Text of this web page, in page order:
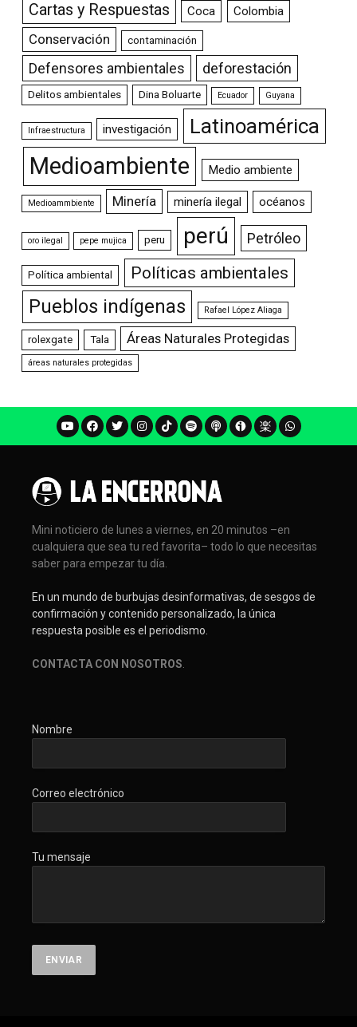
Cartas y Respuestas Coca Colombia
Conservación contaminación
Defensores ambientales deforestación
Delitos ambientales Dina Boluarte Ecuador Guyana
Infraestructura investigación Latinoamérica
Medioambiente Medio ambiente
Medioammbiente Minería minería ilegal océanos
oro ilegal pepe mujica peru perú Petróleo
Política ambiental Políticas ambientales
Pueblos indígenas Rafael López Aliaga
rolexgate Tala Áreas Naturales Protegidas
áreas naturales protegidas
Mini noticiero de lunes a viernes, en 20 minutos –en
cualquiera que sea tu red favorita– todo lo que necesitas
saber para empezar tu día.
En un mundo de burbujas desinformativas, de sesgos de
confirmación y contenido personalizado, la única
respuesta posible es el periodismo.
CONTACTA CON NOSOTROS.
Nombre
Correo electrónico
Tu mensaje